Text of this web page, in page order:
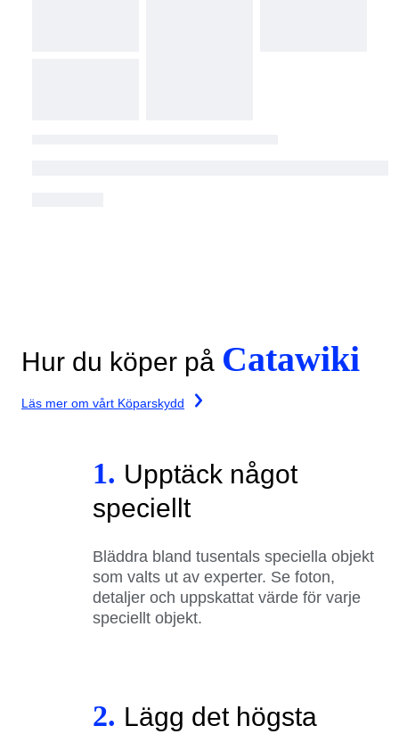
Hur du köper på Catawiki
Läs mer om vårt Köparskydd
1. Upptäck något
speciellt
Bläddra bland tusentals speciella objekt
som valts ut av experter. Se foton,
detaljer och uppskattat värde för varje
speciellt objekt.
2. Lägg det högsta